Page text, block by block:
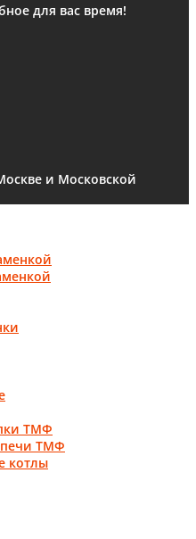
для вас время!
и Московской
ТМФ
печи ТМФ
котлы